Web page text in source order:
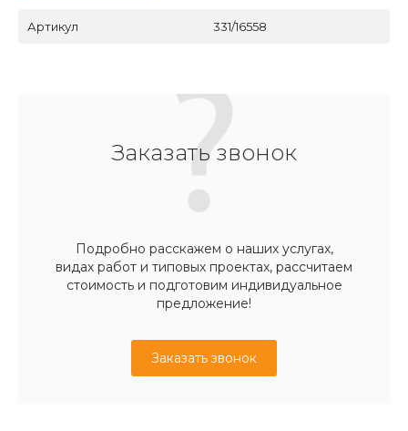
Артикул 331/16558
Заказать звонок
Подробно расскажем о наших услугах,
видах работ и типовых проектах, рассчитаем
стоимость и подготовим индивидуальное
предложение!
Заказать звонок